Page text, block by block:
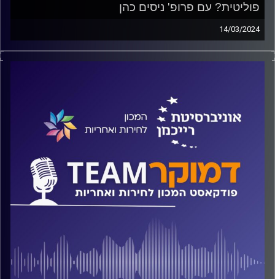
פוליטית? עם פרופ' ניסים כהן
14/03/2024
פודקאסט המכון לחירות ואחריות באוניברסיטת רייכמן
על אי-יציבות פוליטית והשפעתה על השירות הציבורי ואיך זה
על כל אלה ועוד משוחח ד"ר חיים וייצמן עם פרופ' ניסים כהן
המכון לחירות ואחריות